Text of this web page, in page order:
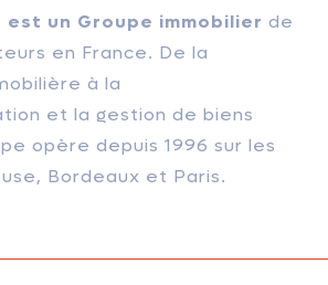
est un Groupe immobilier de
en France. De la
à la
et la gestion de biens
opère depuis 1996 sur les
Bordeaux et Paris.